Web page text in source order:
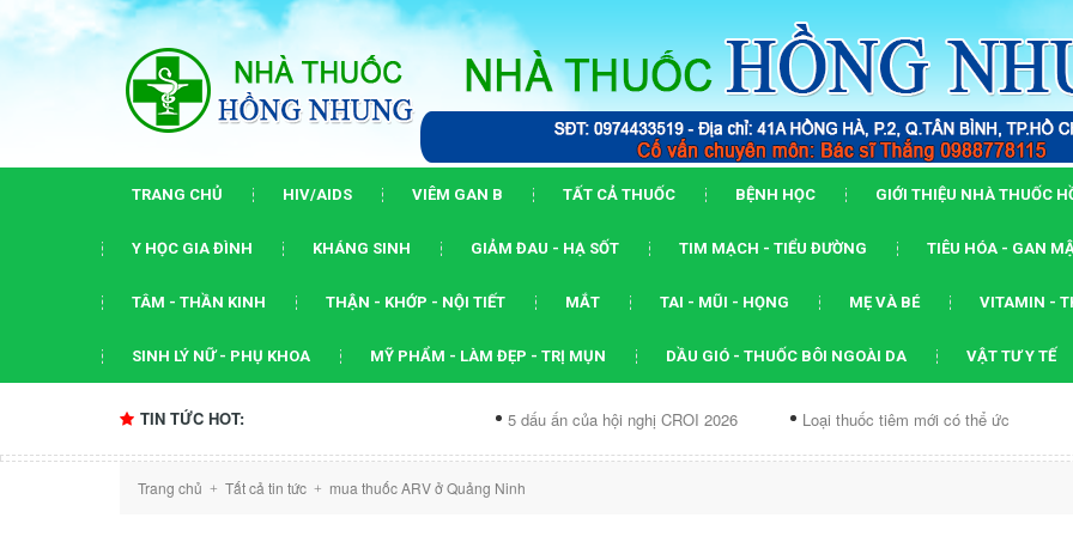
TRANG CHỦ HIV/AIDS VIÊM GAN B TẤT CẢ THUỐC BỆNH HỌC GIỚI THIỆU NHÀ THUỐC
Y HỌC GIA ĐÌNH KHÁNG SINH GIẢM ĐAU - HẠ SỐT TIM MẠCH - TIỂU ĐƯỜNG TIÊU HÓA - GAN
TÂM - THẦN KINH THẬN - KHỚP - NỘI TIẾT MẮT TAI - MŨI - HỌNG MẸ VÀ BÉ VITAMIN -
SINH LÝ NỮ - PHỤ KHOA MỸ PHẨM - LÀM ĐẸP - TRỊ MỤN DẦU GIÓ - THUỐC BÔI NGOÀI DA VẬT TƯ Y TẾ
TIN TỨC HOT: 5 dấu ấn của hội nghị CROI 2026 Loại thuốc tiêm mới có thể ức chế...
Trang chủ + Tất cả tin tức + mua thuốc ARV ở Quảng Ninh